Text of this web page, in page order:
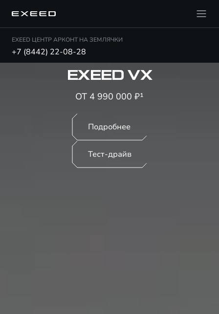
EXEED ЦЕНТР АРКОНТ НА ЗЕМЛЯЧКИ
+7 (8442) 22-08-28
EXEED VX
ОТ 4 990 000 ₽¹
Подробнее
Тест-драйв